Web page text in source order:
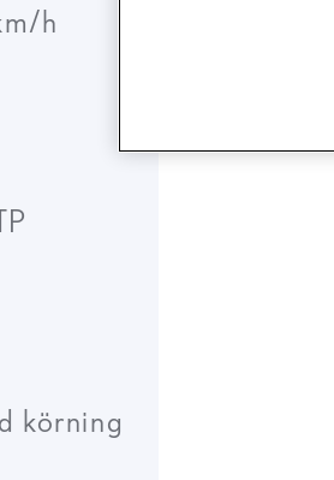
h
körning